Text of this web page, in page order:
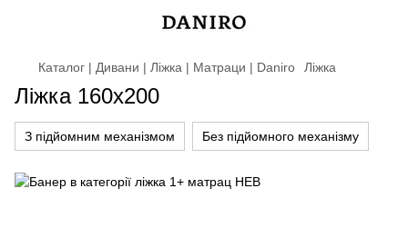
Каталог | Дивани | Ліжка | Матраци | Daniro Ліжка
Ліжка 160x200
З підйомним механізмом Без підйомного механізму